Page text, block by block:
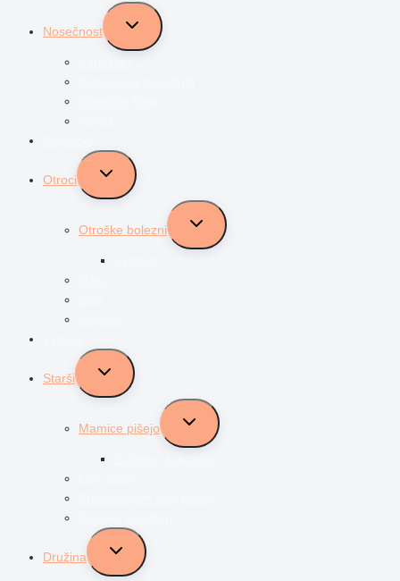
Nosečnost
Toggle
menu
Otroci
Toggle
menu
Otroške bolezni
Toggle
menu
Starši
Toggle
menu
Mamice pišejo
Toggle
menu
Družina
Toggle
menu